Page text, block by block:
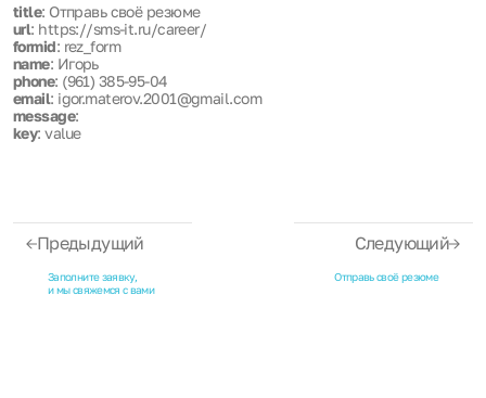
title: Отправь своё резюме
url: https://sms-it.ru/career/
formid: rez_form
name: Игорь
phone: (961) 385-95-04
email: igor.materov.2001@gmail.com
message:
key: value
Предыдущий
Заполните заявку,
и мы свяжемся с вами
Следующий
Отправь своё резюме